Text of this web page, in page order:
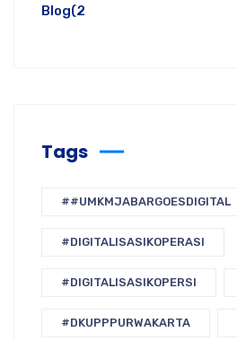
Blog(2
Tags
##UMKMJABARGOESDIGITAL
#DIGITALISASIKOPERASI
#DIGITALISASIKOPERSI
#DKUPPPURWAKARTA